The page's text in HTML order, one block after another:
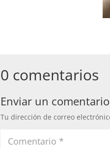
0 comentarios
Enviar un comentario
Tu dirección de correo